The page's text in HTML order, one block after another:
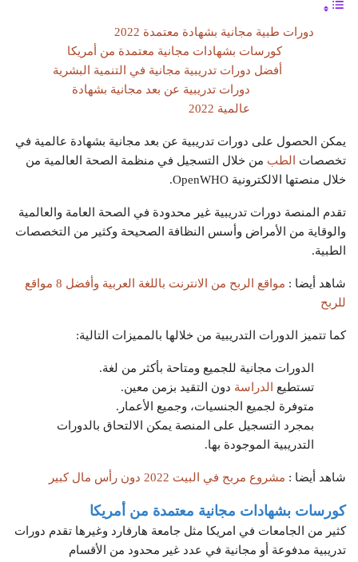
دورات طبية مجانية بشهادة معتمدة 2022
كورسات بشهادات مجانية معتمدة من أمريكا
أفضل دورات تدريبية مجانية في التنمية البشرية
دورات تدريبية عن بعد مجانية بشهادة
عالمية 2022
يمكن الحصول على دورات تدريبية عن بعد مجانية بشهادة عالمية في
تخصصات
الطب من خلال التسجيل في منظمة الصحة العالمية من
خلال منصتها الالكترونية OpenWHO.
تقدم المنصة دورات تدريبية غير محدودة في الصحة العامة والعالمية
والوقاية من الأمراض وأسس النظافة الصحيحة وكثير من التخصصات
الطبية.
شاهد أيضا :
مواقع الربح من الانترنت باللغة العربية وأفضل 8 مواقع
للربح
كما تتميز الدورات التدريبية من خلالها بالمميزات التالية:
الدورات مجانية للجميع ومتاحة بأكثر من لغة.
تستطيع
الدراسة دون التقيد بزمن معين.
متوفرة لجميع الجنسيات، وجميع الأعمار.
بمجرد التسجيل على المنصة يمكن الالتحاق بالدورات
التدريبية الموجودة بها.
شاهد أيضا : مشروع مربح في البيت 2022 دون رأس مال كبير
كورسات بشهادات مجانية معتمدة من أمريكا
كثير من الجامعات في امريكا مثل جامعة هارفارد وغيرها تقدم دورات
تدريبية مدفوعة أو مجانية في عدد غير محدود من الأقسام